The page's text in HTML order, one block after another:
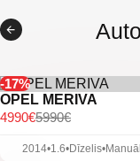
-Kruīzkontrole.
-Aizmugurējie
-Miglas lukturi.
-U.C. ekstras.
-17%
OPEL MERIVA
5990€
4990€
2014•1.6•Dīzelis•